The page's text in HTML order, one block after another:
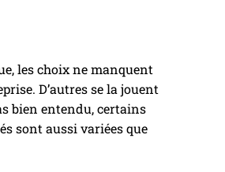
les choix ne manquent
D’autres se la jouent
bien entendu, certains
sont aussi variées que